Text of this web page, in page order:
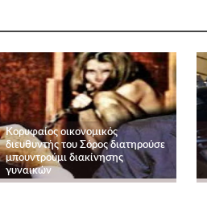
Κορυφαίος οικονομικός
διευθυντής του Σόρος διατηρούσε
μπουντρούμι διακίνησης
γυναικών